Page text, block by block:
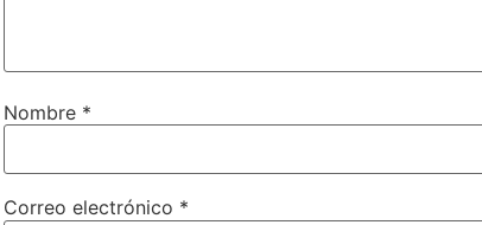
Nombre *
Correo electrónico *